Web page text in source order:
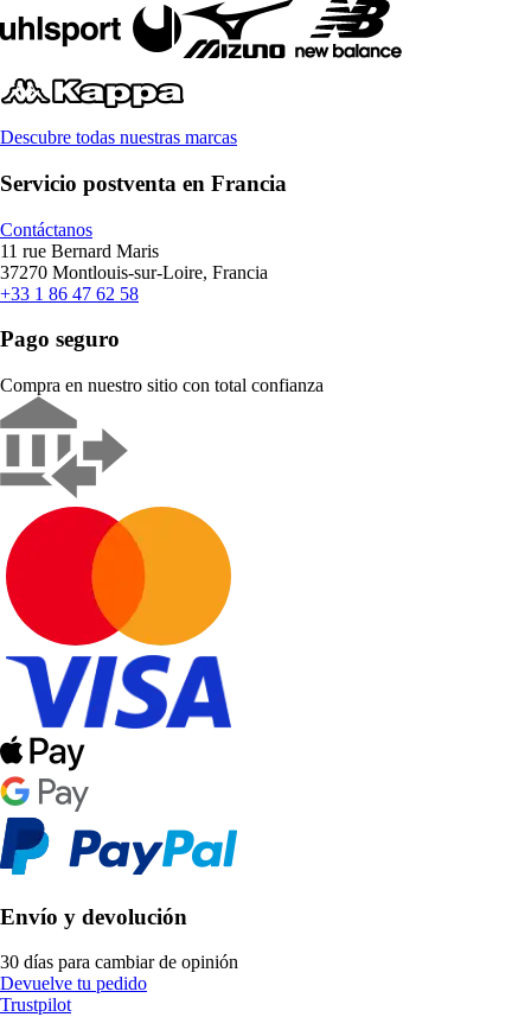
Descubre todas nuestras marcas
Servicio postventa en Francia
Contáctanos
11 rue Bernard Maris
37270 Montlouis-sur-Loire, Francia
+33 1 86 47 62 58
Pago seguro
Compra en nuestro sitio con total confianza
Envío y devolución
30 días para cambiar de opinión
Devuelve tu pedido
Trustpilot